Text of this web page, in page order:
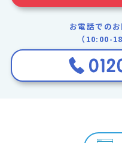
お電話での
（10:00-